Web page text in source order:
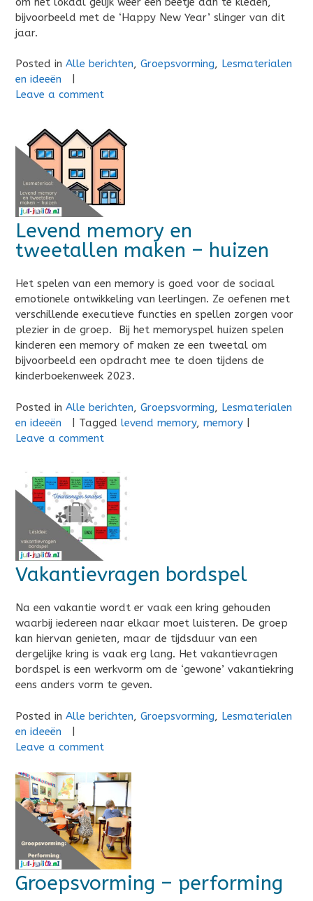
bijvoorbeeld met de ‘Happy New Year’ slinger van dit
jaar.
Posted in Alle berichten, Groepsvorming, Lesmaterialen
en ideeën
Leave a comment
Levend memory en
tweetallen maken – huizen
Het spelen van een memory is goed voor de sociaal
emotionele ontwikkeling van leerlingen. Ze oefenen met
verschillende executieve functies en spellen zorgen voor
plezier in de groep. Bij het memoryspel huizen spelen
kinderen een memory of maken ze een tweetal om
bijvoorbeeld een opdracht mee te doen tijdens de
kinderboekenweek 2023.
Posted in Alle berichten, Groepsvorming, Lesmaterialen
en ideeën
Tagged levend memory, memory
Leave a comment
Vakantievragen bordspel
Na een vakantie wordt er vaak een kring gehouden
waarbij iedereen naar elkaar moet luisteren. De groep
kan hiervan genieten, maar de tijdsduur van een
dergelijke kring is vaak erg lang. Het vakantievragen
bordspel is een werkvorm om de ‘gewone’ vakantiekring
eens anders vorm te geven.
Posted in Alle berichten, Groepsvorming, Lesmaterialen
en ideeën
Leave a comment
Groepsvorming – performing